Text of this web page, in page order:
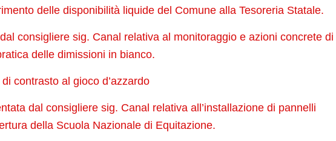
delle disponibilità liquide del Comune alla Tesoreria Statale.
consigliere sig. Canal relativa al monitoraggio e azioni concrete di
delle dimissioni in bianco.
contrasto al gioco d’azzardo
dal consigliere sig. Canal relativa all’installazione di pannelli
della Scuola Nazionale di Equitazione.